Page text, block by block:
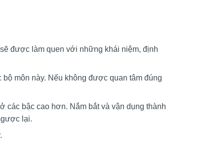
được làm quen với những khái niệm, định
môn này. Nếu không được quan tâm đúng
các bậc cao hơn. Nắm bắt và vận dụng thành
lại.